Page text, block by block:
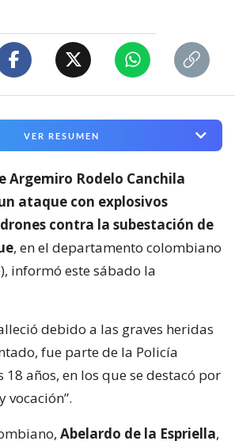
VER RESUMEN
Argemiro Rodelo Canchila
ataque con explosivos
contra la subestación de
, en el departamento colombiano
informó este sábado la
debido a las graves heridas
fue parte de la Policía
años, en los que se destacó por
vocación”.
Abelardo de la Espriella,